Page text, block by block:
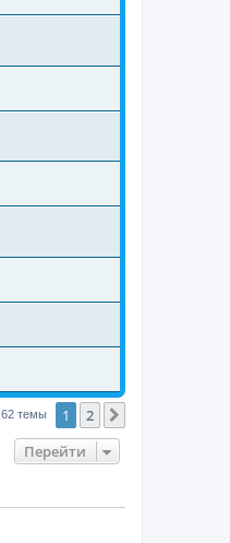
62 темы 1 2
Перейти